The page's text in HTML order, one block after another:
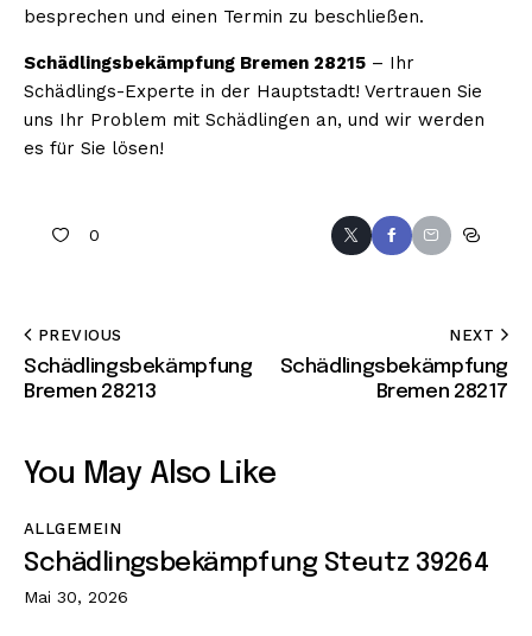
besprechen und einen Termin zu beschließen.
Schädlingsbekämpfung Bremen 28215 – Ihr
Schädlings-Experte in der Hauptstadt! Vertrauen Sie
uns Ihr Problem mit Schädlingen an, und wir werden
es für Sie lösen!
0
PREVIOUS
Schädlingsbekämpfung
Bremen 28213
NEXT
Schädlingsbekämpfung
Bremen 28217
You May Also Like
ALLGEMEIN
Schädlingsbekämpfung Steutz 39264
Mai 30, 2026